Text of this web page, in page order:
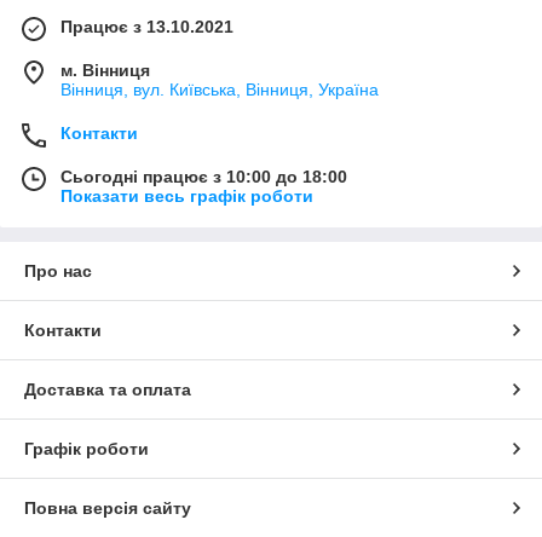
Працює з 13.10.2021
м. Вінниця
Вінниця, вул. Київська, Вінниця, Україна
Контакти
Сьогодні працює з 10:00 до 18:00
Показати весь графік роботи
Про нас
Контакти
Доставка та оплата
Графік роботи
Повна версія сайту